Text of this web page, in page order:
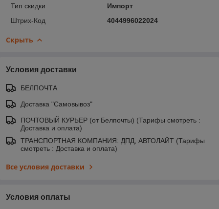
Тип скидки
Импорт
Штрих-Код
4044996022024
Скрыть
Условия доставки
БЕЛПОЧТА
Доставка "Самовывоз"
ПОЧТОВЫЙ КУРЬЕР (от Белпочты) (Тарифы смотреть :
Доставка и оплата)
ТРАНСПОРТНАЯ КОМПАНИЯ: ДПД, АВТОЛАЙТ (Тарифы
смотреть : Доставка и оплата)
Все условия доставки
Условия оплаты